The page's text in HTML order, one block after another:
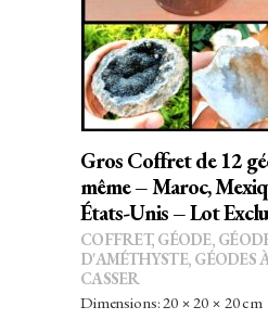
Gros Coffret de 12
même – Maroc,
États-Unis – Lot
COFFRET, GÉODE,
D'AMÉTHYSTE, GÉODES
CASSER
Dimensions: 20 × 20 × 20 cm